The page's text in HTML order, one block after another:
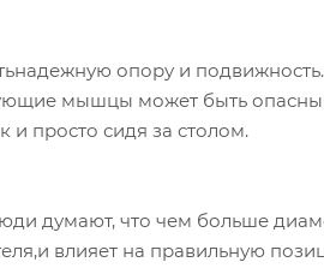
опору и
мышцы может быть
и просто сидя за столом.
думают, что чем больше
влияет на правильную